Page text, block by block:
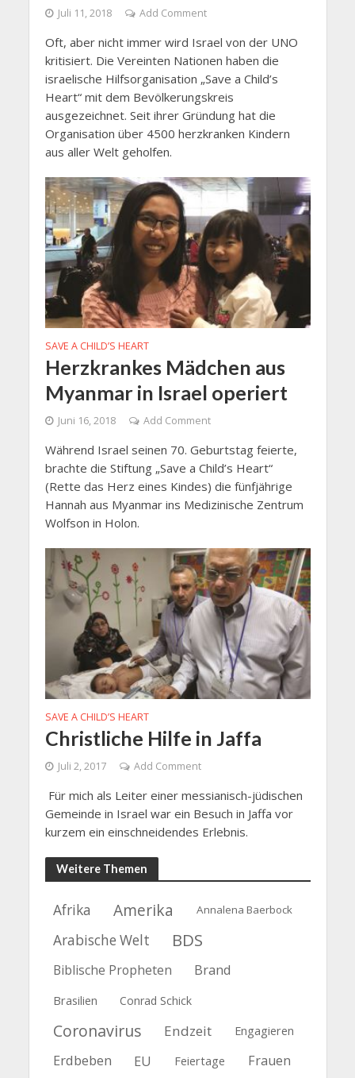
Juli 11, 2018 Add Comment
Oft, aber nicht immer wird Israel von der UNO
kritisiert. Die Vereinten Nationen haben die
israelische Hilfsorganisation „Save a Child’s
Heart“ mit dem Bevölkerungskreis
ausgezeichnet. Seit ihrer Gründung hat die
Organisation über 4500 herzkranken Kindern
aus aller Welt geholfen.
SAVE A CHILD’S HEART
Herzkrankes Mädchen aus
Myanmar in Israel operiert
Juni 16, 2018 Add Comment
Während Israel seinen 70. Geburtstag feierte,
brachte die Stiftung „Save a Child’s Heart“
(Rette das Herz eines Kindes) die fünfjährige
Hannah aus Myanmar ins Medizinische Zentrum
Wolfson in Holon.
SAVE A CHILD’S HEART
Christliche Hilfe in Jaffa
Juli 2, 2017 Add Comment
Für mich als Leiter einer messianisch-jüdischen
Gemeinde in Israel war ein Besuch in Jaffa vor
kurzem ein einschneidendes Erlebnis.
Weitere Themen
Afrika Amerika Annalena Baerbock
Arabische Welt BDS
Biblische Propheten Brand
Brasilien Conrad Schick
Coronavirus Endzeit Engagieren
Erdbeben EU Feiertage Frauen